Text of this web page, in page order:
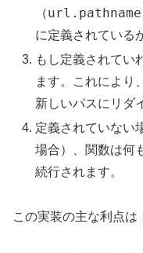
（url.pathname
に定義されている
もし定義されてい
ます。これにより
新しいパスにリダ
定義されていない
場合）、関数は何
続行されます。
この実装の主な利点は